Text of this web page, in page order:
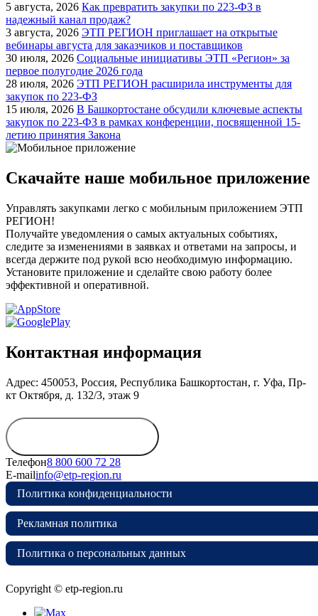
5 августа, 2026 Как превратить закупки по 223-ФЗ в
надежный канал продаж?
3 августа, 2026 ЭТП РЕГИОН приглашает на открытые
вебинары августа для заказчиков и поставщиков
30 июля, 2026 Социальные инициативы ЭТП «Регион» за
первое полугодие 2026 года
28 июля, 2026 ЭТП РЕГИОН расширила инструменты для
закупок по 223-ФЗ
15 июля, 2026 В Башкортостане обсудили ключевые аспекты
закупок по 223-ФЗ в рамках конференции, посвященной 15-
летию принятия Закона
Скачайте наше мобильное приложение
Управлять закупками легко с мобильным приложением ЭТП
РЕГИОН!
Получайте уведомления о самых актуальных событиях,
следите за изменениями в заявках и ответами на запросы, и
всегда держите под рукой всю необходимую информацию.
Установите приложение и сделайте свою работу более
эффективной и оперативной.
Контактная информация
Адрес: 450053, Россия, Республика Башкортостан, г. Уфа, Пр-
кт Октября, д. 132/3, этаж 9
Телефон8 800 600 72 28
E-mailinfo@etp-region.ru
Политика конфиденциальности
Рекламная политика
Политика о персональных данных
Copyright © etp-region.ru